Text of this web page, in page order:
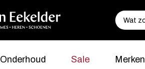
Onderhoud Sale Merken